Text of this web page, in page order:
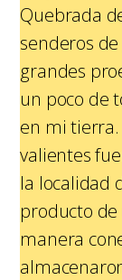
Quebrada
senderos
grandes
un poco de
en mi tierra.
valientes
la localidad
producto
manera